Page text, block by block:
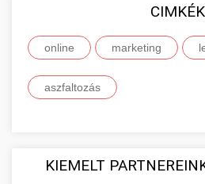
CIMKÉK
online marketing
aszfaltozás
KIEMELT